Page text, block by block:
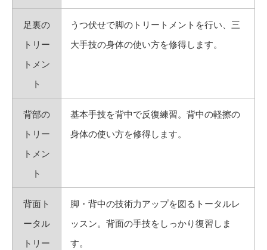
足裏の
トリー
トメン
ト
うつ伏せで脚のトリートメントを行い、三
大手技の身体の使い方を修得します。
背部の
トリー
トメン
ト
基本手技を背中で反復練習。背中の軽擦の
身体の使い方を修得します。
背面ト
ータル
トリー
脚・背中の技術力アップを図るトータルレ
ッスン。背面の手技をしっかり復習しま
す。